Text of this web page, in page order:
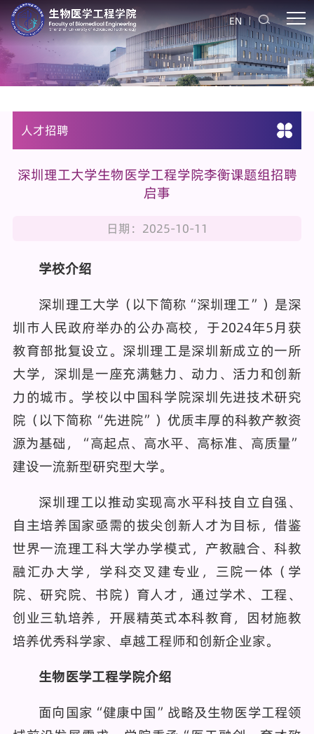
EN
人才招聘
深圳理工大学生物医学工程学院李衡课题组招聘
启事
日期：2025-10-11
学校介绍
深圳理工大学（以下简称“深圳理工”）是深
圳市人民政府举办的公办高校，于2024年5月获
教育部批复设立。深圳理工是深圳新成立的一所
大学，深圳是一座充满魅力、动力、活力和创新
力的城市。学校以中国科学院深圳先进技术研究
院（以下简称“先进院”）优质丰厚的科教产教资
源为基础，“高起点、高水平、高标准、高质量”
建设一流新型研究型大学。
深圳理工以推动实现高水平科技自立自强、
自主培养国家亟需的拔尖创新人才为目标，借鉴
世界一流理工科大学办学模式，产教融合、科教
融汇办大学，学科交叉建专业，三院一体（学
院、研究院、书院）育人才，通过学术、工程、
创业三轨培养，开展精英式本科教育，因材施教
培养优秀科学家、卓越工程师和创新企业家。
生物医学工程学院介绍
面向国家“健康中国”战略及生物医学工程领